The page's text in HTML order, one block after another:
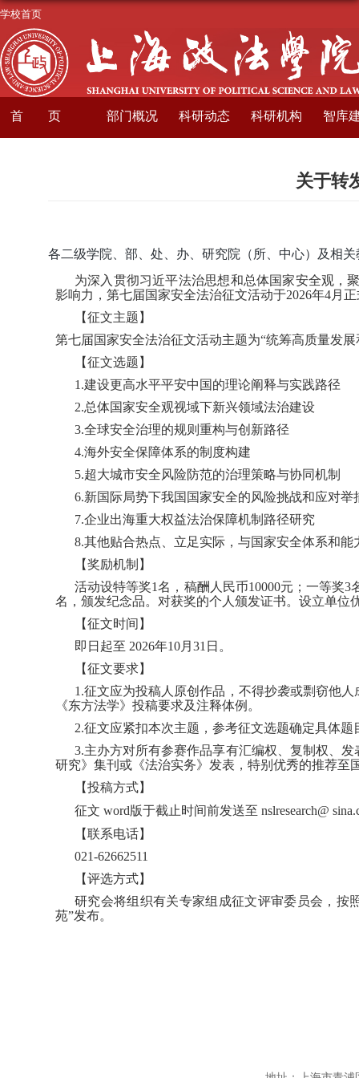
学校首页
首页 部门概况 科研动态 科研机构 智库
关于转
各二级学院、部、处、办、研究院（所、中心）及相关
为深入贯彻习近平法治思想和总体国家安全观，
影响力，第七届国家安全法治征文活动于2026年4月
【征文主题】
第七届国家安全法治征文活动主题为“统筹高质量发
【征文选题】
1.建设更高水平平安中国的理论阐释与实践路径
2.总体国家安全观视域下新兴领域法治建设
3.全球安全治理的规则重构与创新路径
4.海外安全保障体系的制度构建
5.超大城市安全风险防范的治理策略与协同机制
6.新国际局势下我国国家安全的风险挑战和应对举
7.企业出海重大权益法治保障机制路径研究
8.其他贴合热点、立足实际，与国家安全体系和能
【奖励机制】
活动设特等奖1名，稿酬人民币10000元；一等奖
名，颁发纪念品。对获奖的个人颁发证书。设立单位
【征文时间】
即日起至 2026年10月31日。
【征文要求】
1.征文应为投稿人原创作品，不得抄袭或剽窃他
《东方法学》投稿要求及注释体例。
2.征文应紧扣本次主题，参考征文选题确定具体
3.主办方对所有参赛作品享有汇编权、复制权、
研究》集刊或《法治实务》发表，特别优秀的推荐至
【投稿方式】
征文 word版于截止时间前发送至 nslresearch@
【联系电话】
021-62662511
【评选方式】
研究会将组织有关专家组成征文评审委员会，按
苑”发布。